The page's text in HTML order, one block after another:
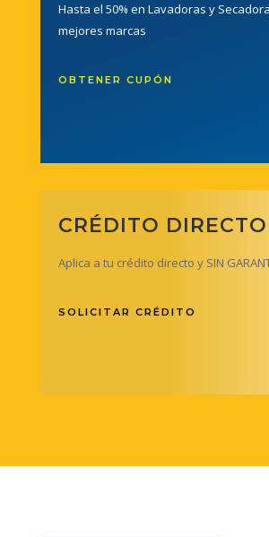
Hasta el 50% en Lavadoras y
mejores marcas
OBTENER CUPÓN
CRÉDITO DIRECTO
Aplica a tu crédito directo y SIN
SOLICITAR CRÉDITO